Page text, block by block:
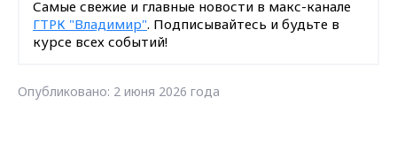
Самые свежие и главные новости в макс-канале
ГТРК "Владимир". Подписывайтесь и будьте в
курсе всех событий!
Опубликовано: 2 июня 2026 года